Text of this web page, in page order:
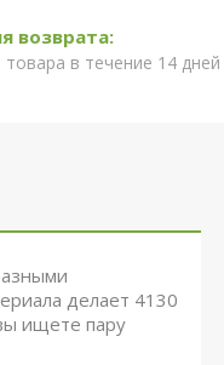
товара в течение 14 дней
делает 4130
ищете пару